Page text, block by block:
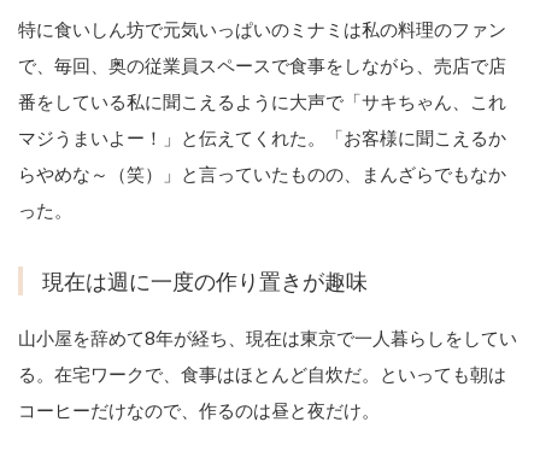
特に食いしん坊で元気いっぱいのミナミは私の料理のファン
で、毎回、奥の従業員スペースで食事をしながら、売店で店
番をしている私に聞こえるように大声で「サキちゃん、これ
マジうまいよー！」と伝えてくれた。「お客様に聞こえるか
らやめな～（笑）」と言っていたものの、まんざらでもなか
った。
現在は週に一度の作り置きが趣味
山小屋を辞めて8年が経ち、現在は東京で一人暮らしをしてい
る。在宅ワークで、食事はほとんど自炊だ。といっても朝は
コーヒーだけなので、作るのは昼と夜だけ。